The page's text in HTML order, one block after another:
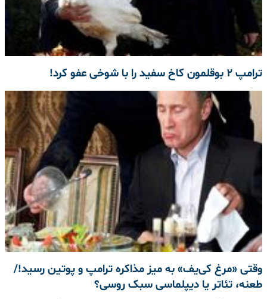
ترامپ ۲ بوقلمون‌ کاخ سفید را با شوخی عفو کرد!
وقتی «مرغ کی‌یف» به میز مذاکره ترامپ و پوتین رسید!/
طعنه، تئاتر یا دیپلماسی سبک روسی؟